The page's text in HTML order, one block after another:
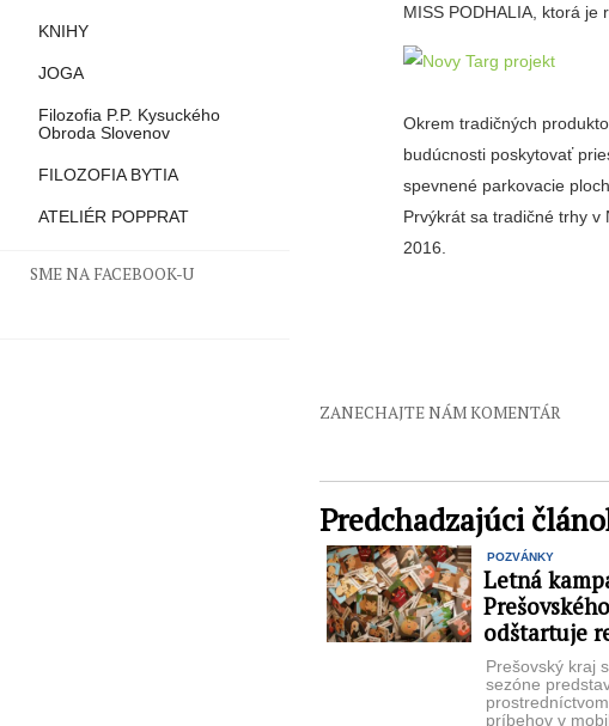
KNIHY
JOGA
Filozofia P.P. Kysuckého
Obroda Slovenov
FILOZOFIA BYTIA
ATELIÉR POPPRAT
SME NA FACEBOOK-U
MISS PODHALIA, ktorá je
Okrem tradičných
budúcnosti poskytovať
spevnené parkovacie
Prvýkrát sa tradičné trhy
2016.
ZANECHAJTE NÁM KOMENTÁR
Predchadzajúci
POZVÁNKY
Letná
odštartuje
Prešovský kraj
sezóne
príbehov v